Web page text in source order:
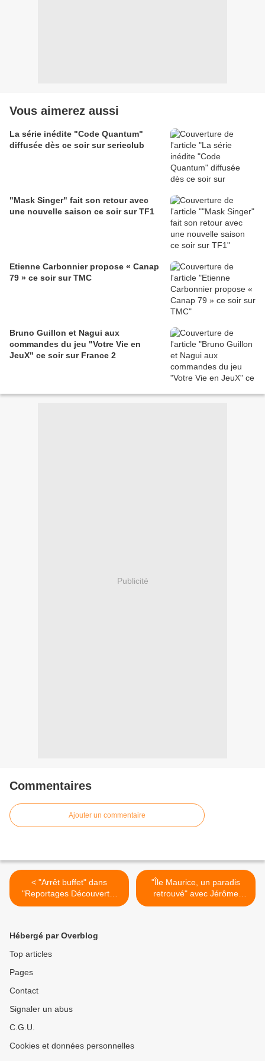
Vous aimerez aussi
La série inédite "Code Quantum"
diffusée dès ce soir sur serieclub
"Mask Singer" fait son retour avec
une nouvelle saison ce soir sur TF1
Etienne Carbonnier propose « Canap
79 » ce soir sur TMC
Bruno Guillon et Nagui aux
commandes du jeu "Votre Vie en
JeuX" ce soir sur France 2
Publicité
Commentaires
Ajouter un commentaire
< "Arrêt buffet" dans
"Reportages Découverte"
sur TF1
"Île Maurice, un paradis
retrouvé" avec Jérôme
Pitorin dans "Échappées
Hébergé par Overblog
Top articles
Pages
Contact
Signaler un abus
C.G.U.
Cookies et données personnelles